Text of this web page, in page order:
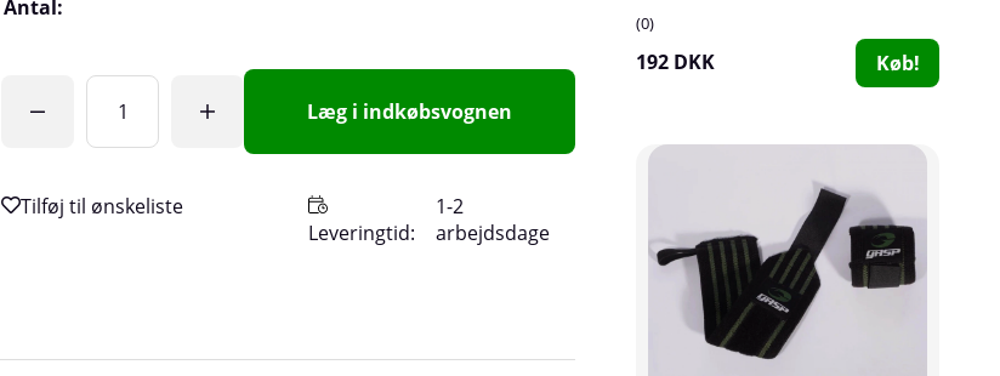
Antal:
Læg i indkøbsvognen
Leveringtid:
1-2
arbejdsdage
0
192 DKK Køb!